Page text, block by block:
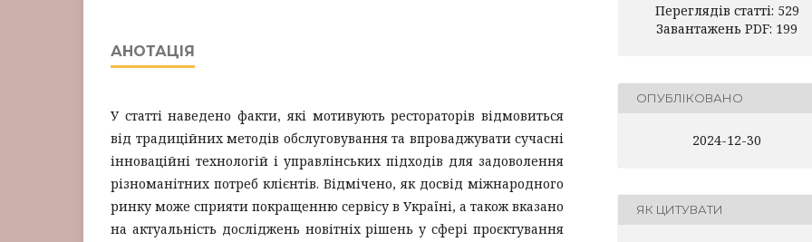
АНОТАЦІЯ
У статті наведено факти, які мотивують рестораторів відмовиться
від традиційних методів обслуговування та впроваджувати сучасні
інноваційні технологій і управлінських підходів для задоволення
різноманітних потреб клієнтів. Відмічено, як досвід міжнародного
ринку може сприяти покращенню сервісу в Україні, а також вказано
на актуальність досліджень новітніх рішень у сфері проєктування
Переглядів статті: 529
Завантажень PDF: 199
ОПУБЛІКОВАНО
2024-12-30
ЯК ЦИТУВАТИ